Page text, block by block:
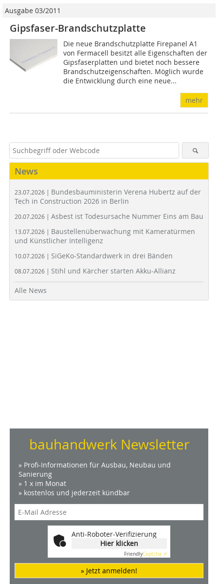
Ausgabe 03/2011
Gipsfaser-Brandschutzplatte
Die neue Brandschutzplatte Firepanel A1
von Fermacell besitzt alle Eigenschaften der
Gipsfaserplatten und bietet noch bessere
Brandschutzeigenschaften. Möglich wurde
die Entwicklung durch eine neue...
mehr
News
23.07.2026 | Bundesbauministerin Verena Hubertz auf der
Tech in Construction 2026 in Berlin
20.07.2026 | Asbest ist Todesursache Nummer Eins am Bau
13.07.2026 | Baustellenüberwachung mit Kameratürmen
und Künstlicher Intelligenz
10.07.2026 | SiGeKo-Standardwerk in drei Bänden
08.07.2026 | Stihl und Kärcher starten Akku-Allianz
Alle News
bauhandwerk Newsletter
» Profi-Informationen für Ausbau, Neubau und
Sanierung
» 1 x im Monat
» kostenlos und jederzeit kündbar
Anti-Roboter-Verifizierung
Hier klicken
FriendlyCaptcha ⇗
» Jetzt anmelden!